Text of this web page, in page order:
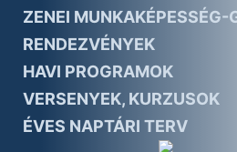
ZENEI MUNKAKÉPESSÉG-
RENDEZVÉNYEK
HAVI PROGRAMOK
VERSENYEK, KURZUSOK
ÉVES NAPTÁRI TERV